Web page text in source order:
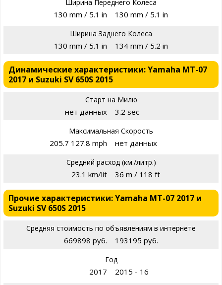
Ширина Переднего Колеса
130 mm / 5.1 in 130 mm / 5.1 in
Ширина Заднего Колеса
130 mm / 5.1 in 134 mm / 5.2 in
Динамические характеристики: Yamaha MT-07
2017 и Suzuki SV 650S 2015
Старт на Милю
нет данных 3.2 sec
Максимальная Скорость
205.7 127.8 mph нет данных
Средний расход (км./литр.)
23.1 km/lit 36 m / 118 ft
Прочие характеристики: Yamaha MT-07 2017 и
Suzuki SV 650S 2015
Средняя стоимость по объявлениям в интернете
669898 руб. 193195 руб.
Год
2017 2015 - 16